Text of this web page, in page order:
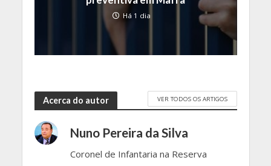
Há 1 dia
Acerca do autor VER TODOS OS ARTIGOS
Nuno Pereira da Silva
Coronel de Infantaria na Reserva